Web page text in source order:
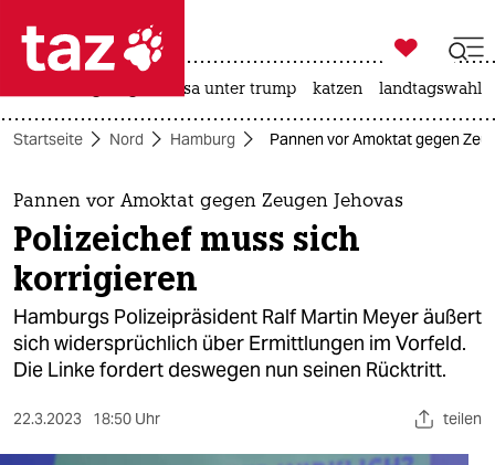
 taz zahl ich
taz zahl ich
themen
politik
öko
gesellschaft
sport

taz zahl ich
usa unter trump katzen landtagswahl
Startseite Nord Hamburg Pannen vor Amoktat gegen
Pannen vor Amoktat gegen Zeugen Jehovas
Polizeichef muss sich
korrigieren
Hamburgs Polizeipräsident Ralf Martin Meyer äußert
sich widersprüchlich über Ermittlungen im Vorfeld.
Die Linke fordert deswegen nun seinen Rücktritt.
22.3.2023 18:50 Uhr teilen